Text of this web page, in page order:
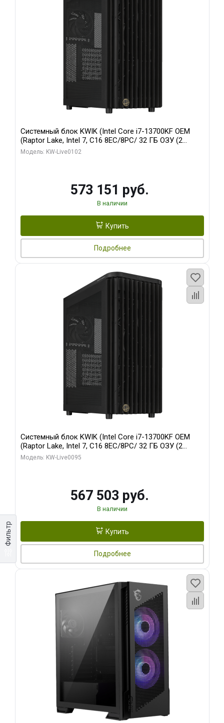
Фильтр
Системный блок KWIK (Intel Core i7-13700KF OEM
(Raptor Lake, Intel 7, C16 8EC/8PC/ 32 ГБ ОЗУ (2
модуля)/ Afox RTX4090 24GB GDDR6X 384-Bit 3xDP
Модель: KW-Live0102
573 151 руб.
В наличии
Купить
Подробнее
Системный блок KWIK (Intel Core i7-13700KF OEM
(Raptor Lake, Intel 7, C16 8EC/8PC/ 32 ГБ ОЗУ (2
модуля)/ Afox RTX4090 24GB GDDR6X 384-Bit 3xDP
Модель: KW-Live0095
567 503 руб.
В наличии
Купить
Подробнее